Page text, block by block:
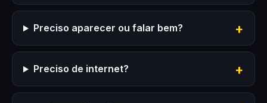
Preciso aparecer ou falar bem?
Preciso de internet?